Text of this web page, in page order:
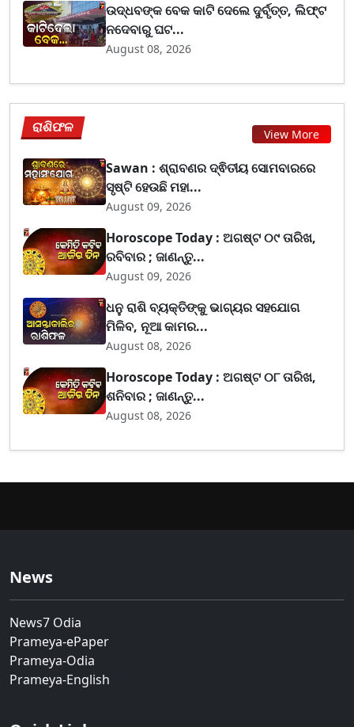
ଉଦ୍ଧବଙ୍କ ବେକ କାଟି ଦେଲେ ଦୁର୍ବୃତ୍ତ, ଲିଫ୍ଟ
ନଦେବାରୁ ଘଟ...
August 08, 2026
ରାଶିଫଳ View More
Sawan : ଶ୍ରାବଣର ଦ୍ଵିତୀୟ ସୋମବାରରେ
ସୃଷ୍ଟି ହେଉଛି ମହା...
August 09, 2026
Horoscope Today : ଅଗଷ୍ଟ ୦୯ ତାରିଖ,
ରବିବାର ; ଜାଣନ୍ତୁ...
August 09, 2026
ଧନୁ ରାଶି ବ୍ୟକ୍ତିଙ୍କୁ ଭାଗ୍ୟର ସହଯୋଗ
ମିଳିବ, ନୂଆ କାମର...
August 08, 2026
Horoscope Today : ଅଗଷ୍ଟ ୦୮ ତାରିଖ,
ଶନିବାର ; ଜାଣନ୍ତୁ...
August 08, 2026
News
News7 Odia
Prameya-ePaper
Prameya-Odia
Prameya-English